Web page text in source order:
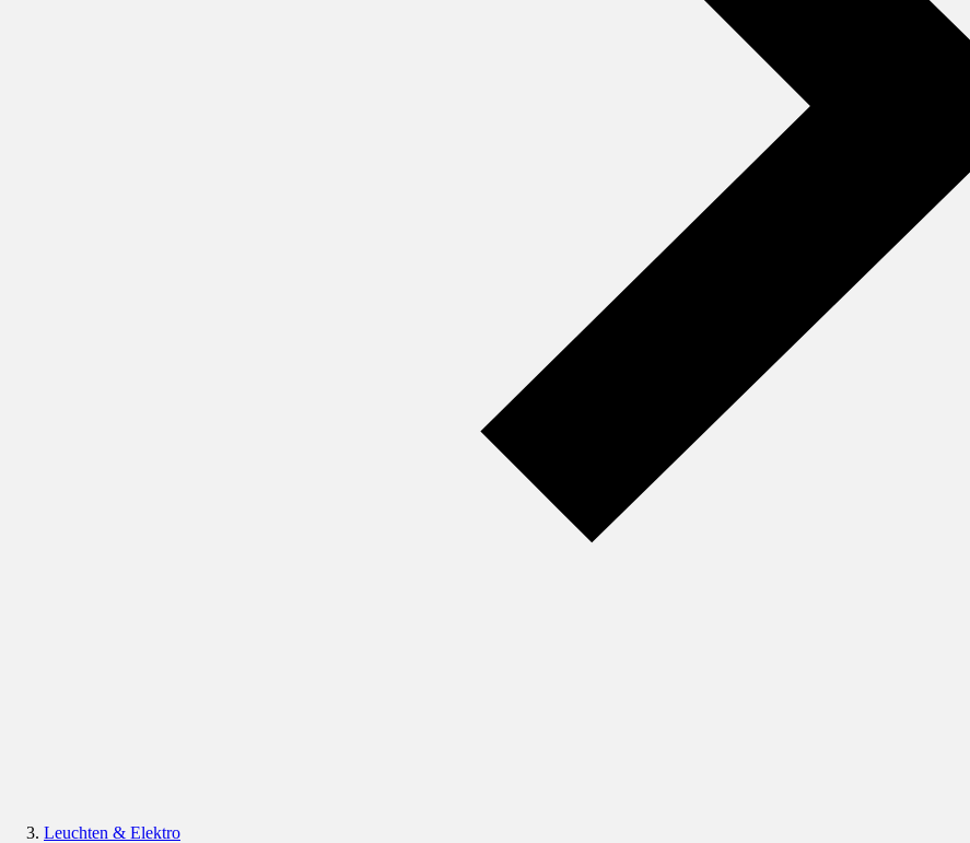
Leuchten & Elektro